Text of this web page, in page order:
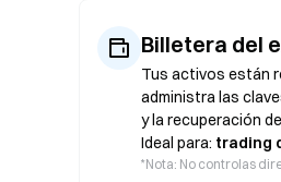
Billetera del
Tus activos están
administra las
y la recuperación
Ideal para: trading
*Nota: No controlas